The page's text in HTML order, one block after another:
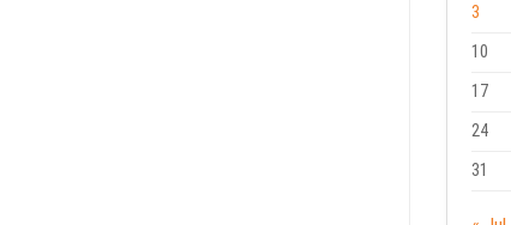
3
10
17
24
31